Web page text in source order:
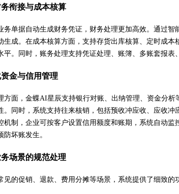
衔接与成本核算
务单据自动生成财务凭证，财务处理更加高效。通过
生成。在成本核算方面，支持存货出库核算、定时成
平。同时，账务处理支持凭证处理、账簿、多账套报表
金与信用管理
方面，金蝶AI星辰支持银行对账、出纳管理、资金分
。同时，系统支持往来核销，包括预收冲应收、应收
机制，企业可按客户设置信用额度和账期，系统自动
防坏账发生。
场景的规范处理
见的促销、退款、费用分摊等场景，系统提供了细致的